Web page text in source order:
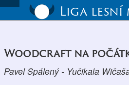
Liga
Woodcraft na
Pavel Spálený - Yučikala